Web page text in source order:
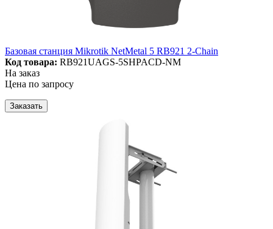
Базовая станция Mikrotik NetMetal 5 RB921 2-Chain
Код товара: RB921UAGS-5SHPACD-NM
На заказ
Цена по запросу
Заказать